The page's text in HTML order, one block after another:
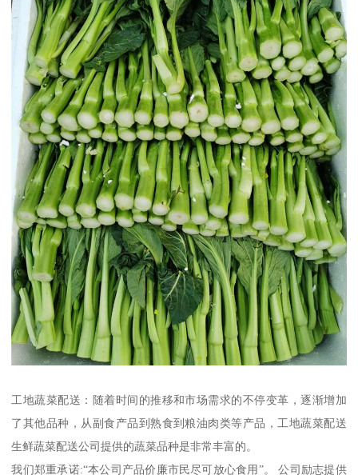
工地蔬菜配送：随着时间的推移和市场需求的不停变革，逐渐增加
了其他品种，从副食产品到熟食到粮油肉类等产品，工地蔬菜配送
生鲜蔬菜配送公司提供的蔬菜品种是非常丰富的。
我们郑重承诺:“本公司产品价廉市民尽可放心食用”。 公司励志提供